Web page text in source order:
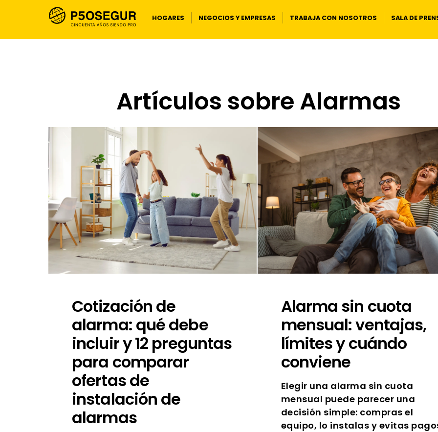
HOGARES NEGOCIOS Y EMPRESAS TRABAJA CON NOSOTROS SALA DE
Artículos sobre Alarmas
Cotización de
alarma: qué debe
incluir y 12 preguntas
para comparar
ofertas de
instalación de
alarmas
Alarma sin cuota
mensual: ventajas,
límites y cuándo
conviene
Elegir una alarma sin cuota
mensual puede parecer una
decisión simple: compras el
equipo, lo instalas y evitas